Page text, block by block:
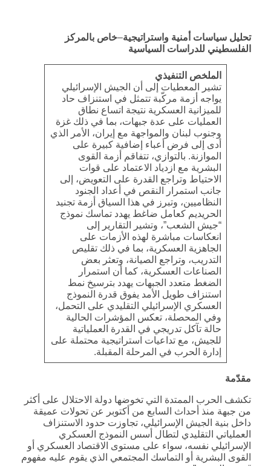
تحليل سياسات أمنية واستراتيجية–خاص بالمركز
الفلسطيني للدراسات السياسية
الملخص التنفيذي
تشير المعطيات إلى أن الجيش الإسرائيلي
يواجه أزمة مركّبة تتمثل في استنزاف حاد
للميزانية العسكرية نتيجة اتساع نطاق
العمليات على عدة جبهات، بما في ذلك غزة
وجنوب لبنان والمواجهة مع إيران، الأمر الذي
أدى إلى فرض أعباء إضافية كبيرة على
الموازنة. بالتوازي، تتفاقم أزمة القوى
البشرية مع ازدياد الاعتماد على قوات
الاحتياط وتراجع القدرة على التعويض، إلى
جانب استمرار النقص في أعداد الجنود
النظاميين، وتبرز في هذا السياق أزمة تجنيد
الحريديم كعامل ضاغط يهدد تماسك نموذج
“جيش الشعب”، وتشير التقارير إلى
انعكاسات مباشرة لهذه الأزمات على
الجاهزية العسكرية، بما في ذلك تقليص
التدريب، وتراجع الصيانة، وتعثر بعض
الصناعات العسكرية، كما أن استمرار
الضغط متعدد الجبهات يهدد بترسيخ نمط
استنزاف طويل الأمد يفوق قدرة النموذج
العسكري الإسرائيلي التقليدي على التحمل،
وفي المحصلة، تعكس المؤشرات الحالية
حالة تآكل تدريجي في القدرة العملياتية
للجيش، مع تداعيات استراتيجية محتملة على
إدارة الحرب في المرحلة المقبلة.
مقدّمة
تكشف الحرب الممتدة التي تخوضها دولة الاحتلال على أكثر
من جبهة منذ أحداث السابع من أكتوبر عن تحولات عميقة
داخل بنية الجيش الإسرائيلي، تجاوزت حدود الاستنزاف
العملياتي التقليدي لتطال أسس النموذج العسكري
الإسرائيلي نفسه، سواء على مستوى الاقتصاد العسكري أو
القوى البشرية أو التماسك المجتمعي الذي يقوم عليه مفهوم